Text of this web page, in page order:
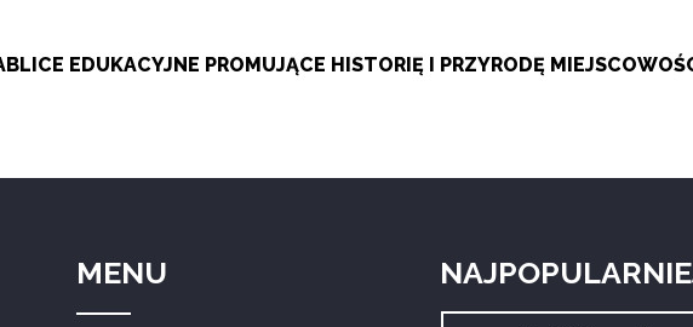
EDUKACYJNE PROMUJĄCE HISTORIĘ I PRZYRODĘ
MENU